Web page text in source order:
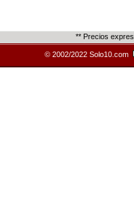
** Precios
© 2002/2022 Solo10.com